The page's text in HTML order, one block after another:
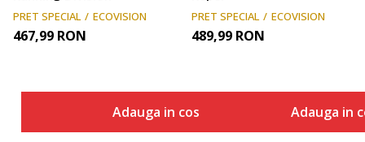
PRET SPECIAL ECOVISION
467,99 RON
Adauga in cos
PRET SPECIAL ECOVISION
489,99 RON
Adauga in